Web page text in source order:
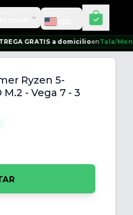
Seleccionar moneda
USD
GRATIS a domicilioenTala/
Ryzen 5-
M.2 - Vega 7 - 3